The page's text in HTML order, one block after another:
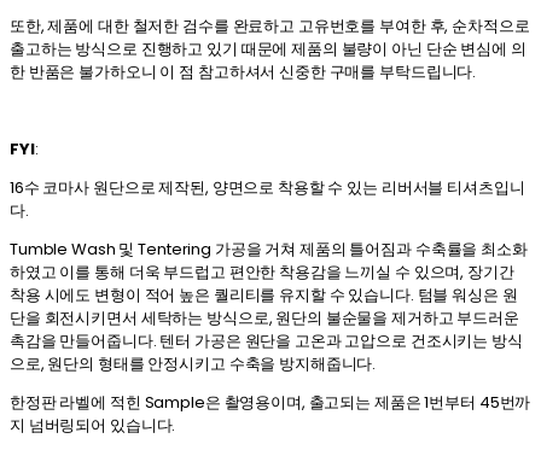
또한, 제품에 대한 철저한 검수를 완료하고 고유번호를 부여한 후, 순차적으로
출고하는 방식으로 진행하고 있기 때문에 제품의 불량이 아닌 단순 변심에 의
한 반품은 불가하오니 이 점 참고하셔서 신중한 구매를 부탁드립니다.
FYI:
16수 코마사 원단으로 제작된, 양면으로 착용할 수 있는 리버서블 티셔츠입니
다.
Tumble Wash 및 Tentering 가공을 거쳐 제품의 틀어짐과 수축률을 최소화
하였고 이를 통해 더욱 부드럽고 편안한 착용감을 느끼실 수 있으며, 장기간
착용 시에도 변형이 적어 높은 퀄리티를 유지할 수 있습니다. 텀블 워싱은 원
단을 회전시키면서 세탁하는 방식으로, 원단의 불순물을 제거하고 부드러운
촉감을 만들어줍니다. 텐터 가공은 원단을 고온과 고압으로 건조시키는 방식
으로, 원단의 형태를 안정시키고 수축을 방지해줍니다.
한정판 라벨에 적힌 Sample은 촬영용이며, 출고되는 제품은 1번부터 45번까
지 넘버링되어 있습니다.